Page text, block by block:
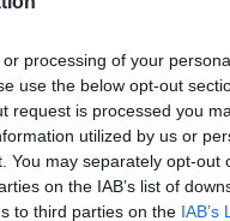
processing of your
use the below opt-out
request is processed you
utilized by us or
You may separately opt-out
on the IAB’s list of
to third parties on the IAB’s
#100153
#100148
08:34